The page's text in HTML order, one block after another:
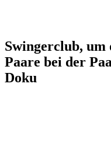
Swingerclub, um
Paare bei der
Doku